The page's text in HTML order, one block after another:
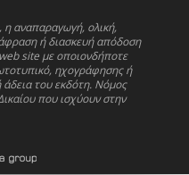
αναπαραγωγή, ολική,
ή διασκευή απόδοση
site με οποιονδήποτε
ηχογράφησης ή
του εκδότη. Νόμος
που ισχύουν στην